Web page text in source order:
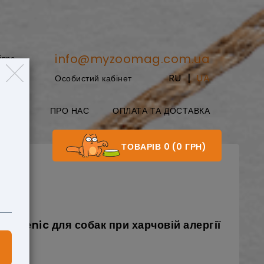
info@myzoomag.com.ua
Особистий кабінет RU | UA
ПРО НАС ОПЛАТА ТА ДОСТАВКА
ТОВАРІВ 0 (0 ГРН)
3 кг
для собак при харчовій алергії